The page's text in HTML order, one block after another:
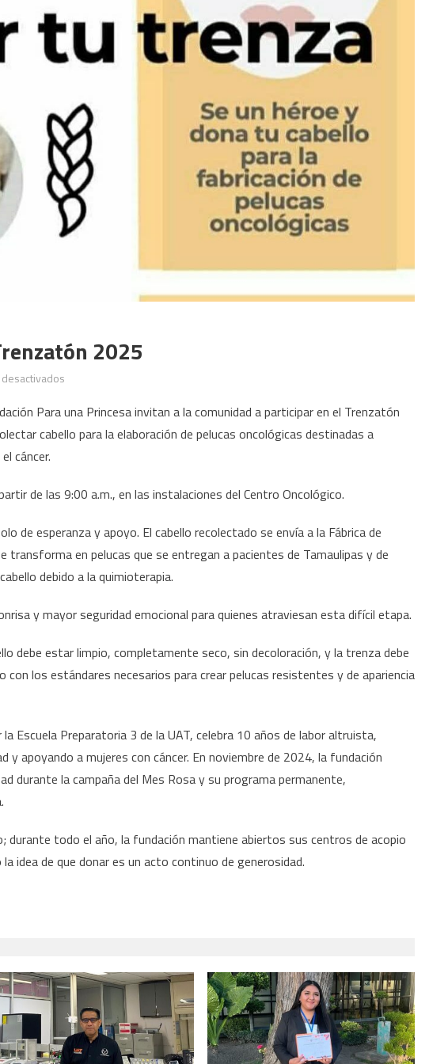
2025
a
participar
2025
Para una Princesa invitan a la comunidad a participar en el Trenzatón
cabello para la elaboración de pelucas oncológicas destinadas a
cáncer.
de las 9:00 a.m., en las instalaciones del Centro Oncológico.
de esperanza y apoyo. El cabello recolectado se envía a la Fábrica de
transforma en pelucas que se entregan a pacientes de Tamaulipas y de
debido a la quimioterapia.
y mayor seguridad emocional para quienes atraviesan esta difícil etapa.
debe estar limpio, completamente seco, sin decoloración, y la trenza debe
los estándares necesarios para crear pelucas resistentes y de apariencia
Escuela Preparatoria 3 de la UAT, celebra 10 años de labor altruista,
y apoyando a mujeres con cáncer. En noviembre de 2024, la fundación
durante la campaña del Mes Rosa y su programa permanente,
durante todo el año, la fundación mantiene abiertos sus centros de acopio
idea de que donar es un acto continuo de generosidad.